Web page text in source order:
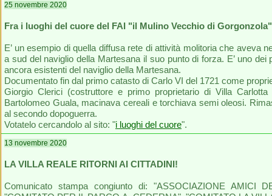
25 novembre 2020
Fra i luoghi del cuore del FAI "il Mulino Vecchio di
E’ un esempio di quella diffusa rete di attività molitoria che aveva
a sud del naviglio della Martesana il suo punto di forza. E’ uno dei
ancora esistenti del naviglio della Martesana.
Documentato fin dal primo catasto di Carlo VI del 1721 come
Giorgio Clerici (costruttore e primo proprietario di Villa
Bartolomeo Guala, macinava cereali e torchiava semi oleosi.
al secondo dopoguerra.
Votatelo cercandolo al sito: "i luoghi del cuore".
13 novembre 2020
LA VILLA REALE RITORNI AI CITTADINI!
Comunicato stampa congiunto di: "ASSOCIAZIONE AMICI